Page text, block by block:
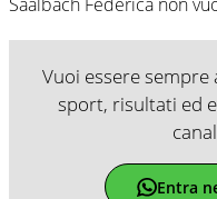
Saalbach Federica non
Vuoi essere
sport, risultati ed
Entra